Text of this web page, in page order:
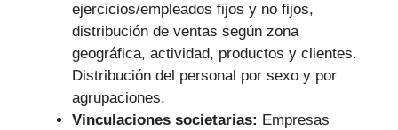
ejercicios/empleados fijos y no fijos,
distribución de ventas según zona
geográfica, actividad, productos y clientes.
Distribución del personal por sexo y por
agrupaciones.
Vinculaciones societarias: Empresas